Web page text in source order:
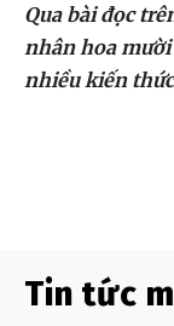
Qua bài đọc
nhân hoa
nhiều kiến
Tin tức